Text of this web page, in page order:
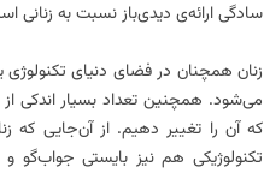
سادگی ارائه‌ی دیدی‌باز نسبت به زنانی
زنان همچنان در فضای دنیای
می‌شود. همچنین تعداد بسیار اندکی
که آن را تغییر دهیم. از آن‌جایی که
تکنولوژیکی هم نیز بایستی جواب‌گو